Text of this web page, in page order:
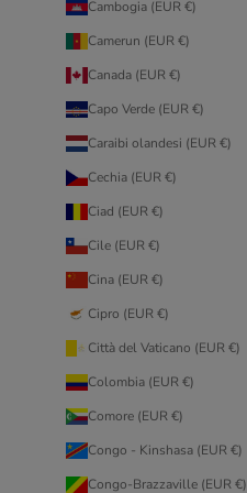
Cambogia (EUR €)
Camerun (EUR €)
Canada (EUR €)
Capo Verde (EUR €)
Caraibi olandesi (EUR €)
Cechia (EUR €)
Ciad (EUR €)
Cile (EUR €)
Cina (EUR €)
Cipro (EUR €)
Città del Vaticano (EUR €)
Colombia (EUR €)
Comore (EUR €)
Congo - Kinshasa (EUR €)
Congo-Brazzaville (EUR €)